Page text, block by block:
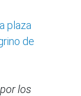
plaza
de
los